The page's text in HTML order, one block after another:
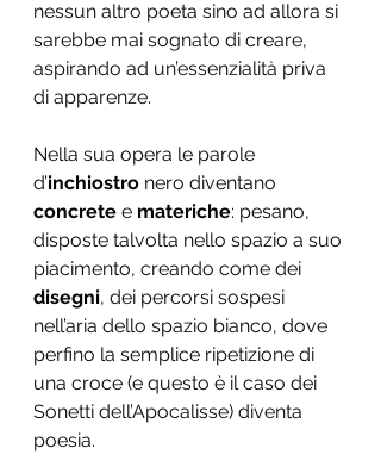
nessun altro poeta sino ad allora si
sarebbe mai sognato di creare,
aspirando ad un’essenzialità priva
di apparenze.
Nella sua opera le parole
d’inchiostro nero diventano
concrete e materiche: pesano,
disposte talvolta nello spazio a suo
piacimento, creando come dei
disegni, dei percorsi sospesi
nell’aria dello spazio bianco, dove
perfino la semplice ripetizione di
una croce (e questo è il caso dei
Sonetti dell’Apocalisse) diventa
poesia.